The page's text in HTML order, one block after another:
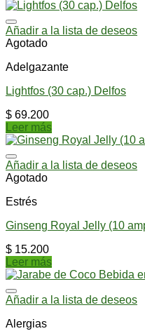
Añadir a la lista de deseos
Agotado
Adelgazante
Lightfos (30 cap.) Delfos
$ 69.200
Leer más
Añadir a la lista de deseos
Agotado
Estrés
Ginseng Royal Jelly (10
$ 15.200
Leer más
Añadir a la lista de deseos
Alergias